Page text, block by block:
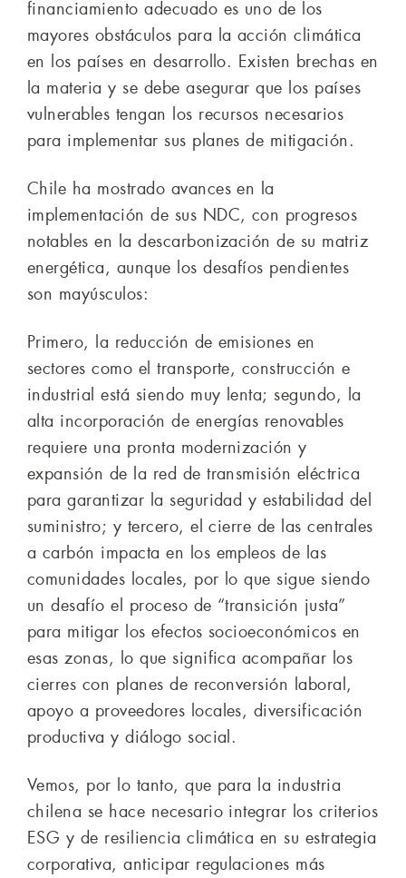
financiamiento adecuado es uno de los
mayores obstáculos para la acción climática
en los países en desarrollo. Existen brechas en
la materia y se debe asegurar que los países
vulnerables tengan los recursos necesarios
para implementar sus planes de mitigación.
Chile ha mostrado avances en la
implementación de sus NDC, con progresos
notables en la descarbonización de su matriz
energética, aunque los desafíos pendientes
son mayúsculos:
Primero, la reducción de emisiones en
sectores como el transporte, construcción e
industrial está siendo muy lenta; segundo, la
alta incorporación de energías renovables
requiere una pronta modernización y
expansión de la red de transmisión eléctrica
para garantizar la seguridad y estabilidad del
suministro; y tercero, el cierre de las centrales
a carbón impacta en los empleos de las
comunidades locales, por lo que sigue siendo
un desafío el proceso de “transición justa”
para mitigar los efectos socioeconómicos en
esas zonas, lo que significa acompañar los
cierres con planes de reconversión laboral,
apoyo a proveedores locales, diversificación
productiva y diálogo social.
Vemos, por lo tanto, que para la industria
chilena se hace necesario integrar los criterios
ESG y de resiliencia climática en su estrategia
corporativa, anticipar regulaciones más